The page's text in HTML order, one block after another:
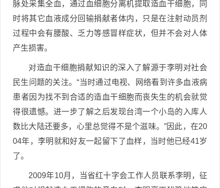
脉处采集全血，通过血细胞分离机提取造血干细胞，同
时将其它血液成分回输捐献者体内，只是在注射动员剂
过程中会有腰酸、乏力等感冒样症状，但并不会对人体
产生损害。
对造血干细胞捐献知识的深入了解源于李明对社会
民生问题的关注。“当时通过电视、网络看到许多血液病
患者因为找不到合适的造血干细胞而丧失生的机会就觉
得很遗憾。进一步了解之后发现台湾一个小岛的入库人
数比大陆还要多，心里总觉得不是个滋味。”因此，在20
04年，李明就和好友一起留下了血样，当时他已经41岁
了。
2009年10月，当省红十字会工作人员联系李明，征